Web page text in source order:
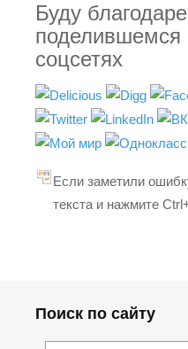
Буду
поделившемся
соцсетях
Если заметили
текста и нажмите
Поиск по сайту